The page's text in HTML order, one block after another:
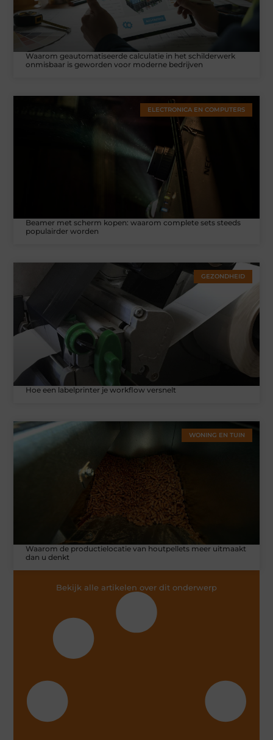
Waarom geautomatiseerde calculatie in het schilderwerk
onmisbaar is geworden voor moderne bedrijven
ELECTRONICA EN COMPUTERS
Beamer met scherm kopen: waarom complete sets steeds
populairder worden
GEZONDHEID
Hoe een labelprinter je workflow versnelt
WONING EN TUIN
Waarom de productielocatie van houtpellets meer uitmaakt
dan u denkt
Bekijk alle artikelen over dit onderwerp